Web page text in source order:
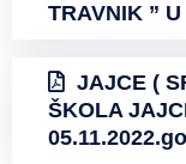
TRAVNIK ”
JAJCE (
ŠKOLA